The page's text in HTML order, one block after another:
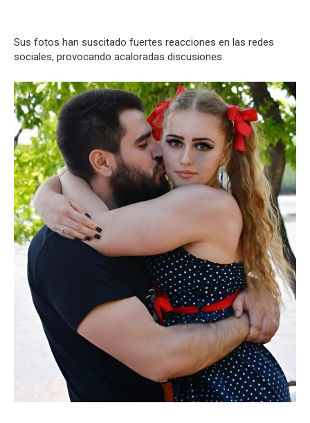
Sus fotos han suscitado fuertes reacciones en las redes
sociales, provocando acaloradas discusiones.